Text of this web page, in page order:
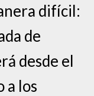
difícil:
de
desde el
a los